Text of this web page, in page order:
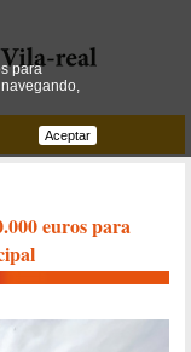
euros para
para
Aceptar